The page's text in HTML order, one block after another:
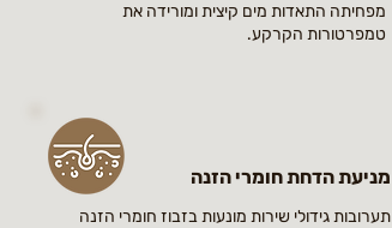
מפחיתה התאדות מים קיצית ומורידה את
טמפרטורות הקרקע.
מניעת הדחת חומרי הזנה
תערובות גידולי שירות מונעות בזבוז חומרי הזנה